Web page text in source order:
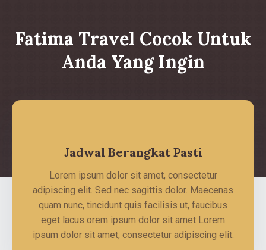
Fatima Travel Cocok Untuk
Anda Yang Ingin
Jadwal Berangkat Pasti
Lorem ipsum dolor sit amet, consectetur
adipiscing elit. Sed nec sagittis dolor. Maecenas
quam nunc, tincidunt quis facilisis ut, faucibus
eget lacus orem ipsum dolor sit amet Lorem
ipsum dolor sit amet, consectetur adipiscing elit.